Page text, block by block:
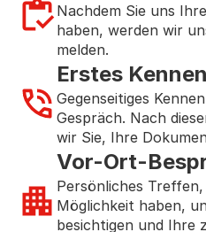
Nachdem Sie uns
haben, werden wir
melden.
Erstes
Gegenseitiges
Gespräch. Nach
wir Sie, Ihre
Vor-Ort-
Persönliches Treffen,
Möglichkeit haben,
besichtigen und Ihre